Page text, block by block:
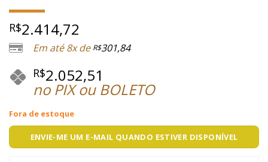
R$2.414,72
Em até 8x de R$301,84
R$2.052,51
no PIX ou BOLETO
Fora de estoque
ENVIE-ME UM E-MAIL QUANDO ESTIVER DISPONÍVEL